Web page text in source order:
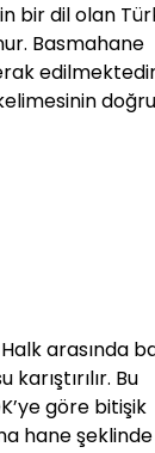
bir dil olan
Basmahane
doğru
arasında
Bu
göre bitişik
hane şeklinde